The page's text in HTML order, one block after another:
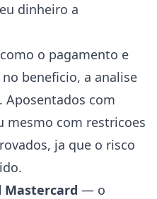
dinheiro a
o pagamento e
beneficio, a analise
Aposentados com
mesmo com restricoes
ja que o risco
Mastercard — o